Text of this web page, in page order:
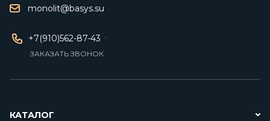
monolit@basys.su
+7(910)562-87-43
ЗАКАЗАТЬ ЗВОНОК
КАТАЛОГ